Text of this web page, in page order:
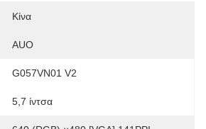
Κίνα
AUO
G057VN01 V2
5,7 ίντσα